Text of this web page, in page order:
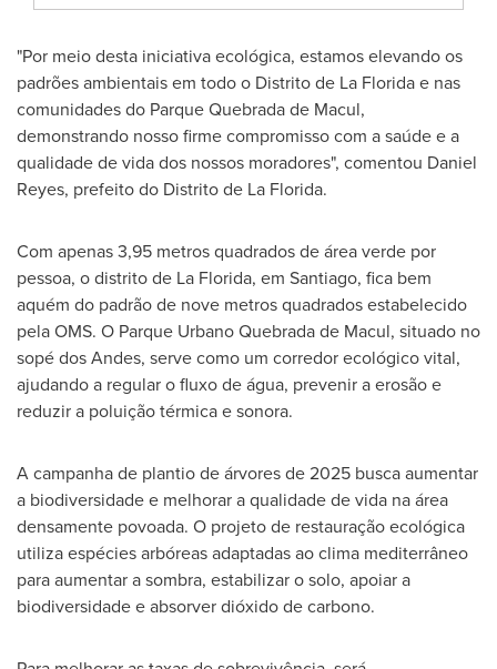
"Por meio desta iniciativa ecológica, estamos elevando os
padrões ambientais em todo o Distrito de La Florida e nas
comunidades do Parque Quebrada de Macul,
demonstrando nosso firme compromisso com a saúde e a
qualidade de vida dos nossos moradores", comentou Daniel
Reyes, prefeito do Distrito de La Florida.
Com apenas 3,95 metros quadrados de área verde por
pessoa, o distrito de La Florida, em Santiago, fica bem
aquém do padrão de nove metros quadrados estabelecido
pela OMS. O Parque Urbano Quebrada de Macul, situado no
sopé dos Andes, serve como um corredor ecológico vital,
ajudando a regular o fluxo de água, prevenir a erosão e
reduzir a poluição térmica e sonora.
A campanha de plantio de árvores de 2025 busca aumentar
a biodiversidade e melhorar a qualidade de vida na área
densamente povoada. O projeto de restauração ecológica
utiliza espécies arbóreas adaptadas ao clima mediterrâneo
para aumentar a sombra, estabilizar o solo, apoiar a
biodiversidade e absorver dióxido de carbono.